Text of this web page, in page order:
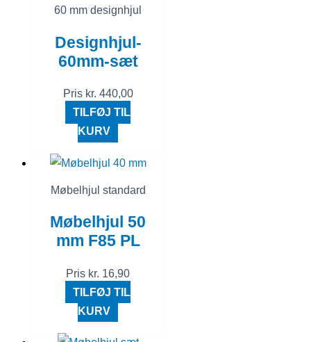
60 mm designhjul
Designhjul-
60mm-sæt
Pris kr. 440,00
TILFØJ TIL
KURV
Møbelhjul standard
Møbelhjul 50
mm F85 PL
Pris kr. 16,90
TILFØJ TIL
KURV